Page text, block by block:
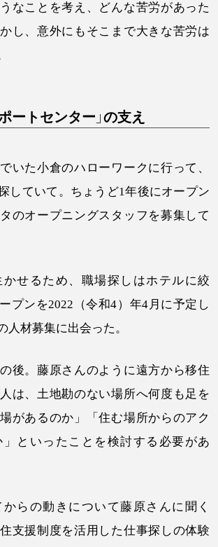
なことを考え、どんな苦労があった
し、意外にもそこまで大きな苦労は
ートセンター」の支え
いた小倉のハローワークに行って、
していて。ちょうど1年後にオープン
のオープニングスタッフを募集して
せるため、職場探しはホテルに絞
プンを2022（令和4）年4月に予定し
人材募集に出会った。
後。藤原さんのように遠方から移住
は、土地勘のない場所へ何度も足を
があるのか」「住む場所からのアク
といったことを検討する必要があ
らの動きについて藤原さんに聞く
支援制度を活用した仕事探しの体験